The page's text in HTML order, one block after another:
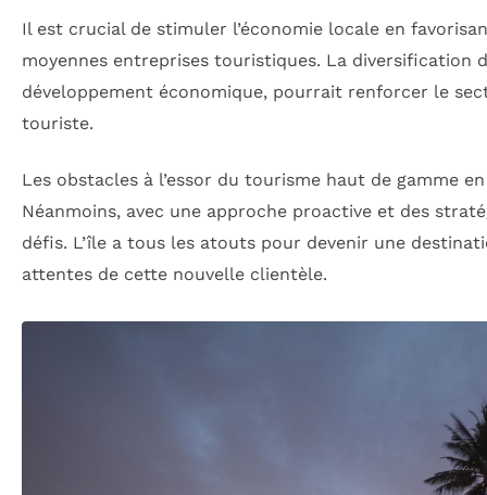
Il est crucial de stimuler l’économie locale en
moyennes entreprises touristiques. La diversification
développement économique, pourrait renforcer le
touriste.
Les obstacles à l’essor du tourisme haut de gamme
Néanmoins, avec une approche proactive et des
défis. L’île a tous les atouts pour devenir une
attentes de cette nouvelle clientèle.